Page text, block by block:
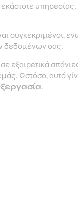
συγκεκριμένοι,
δεδομένων σας.
σε εξαιρετικά
Ωστόσο, αυτό
.